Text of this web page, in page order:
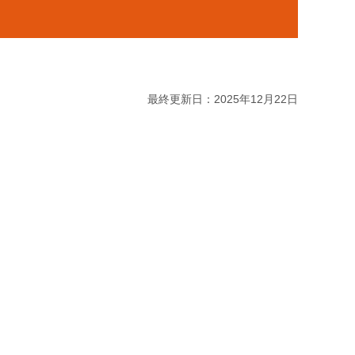
最終更新日：2025年12月22日